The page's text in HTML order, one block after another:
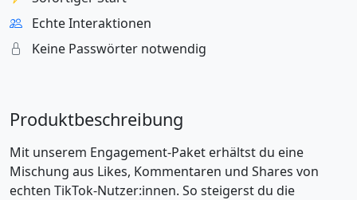
Echte Interaktionen
Keine Passwörter notwendig
Produktbeschreibung
Mit unserem Engagement-Paket erhältst du eine
Mischung aus Likes, Kommentaren und Shares von
echten TikTok-Nutzer:innen. So steigerst du die